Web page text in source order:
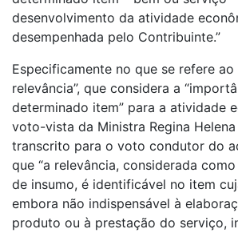
desenvolvimento da atividade
desempenhada pelo Contribuinte.”
Especificamente no que se refere ao
relevância”, que considera a
determinado item” para a atividade
voto-vista da Ministra Regina
transcrito para o voto condutor do
que “a relevância, considerada
de insumo, é identificável no item
embora não indispensável à
produto ou à prestação do serviço,